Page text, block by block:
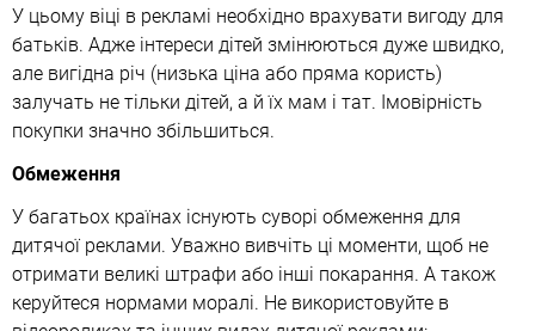
У цьому віці в рекламі необхідно врахувати вигоду для
батьків. Адже інтереси дітей змінюються дуже швидко,
але вигідна річ (низька ціна або пряма користь)
залучать не тільки дітей, а й їх мам і тат. Імовірність
покупки значно збільшиться.
Обмеження
У багатьох країнах існують суворі обмеження для
дитячої реклами. Уважно вивчіть ці моменти, щоб не
отримати великі штрафи або інші покарання. А також
керуйтеся нормами моралі. Не використовуйте в